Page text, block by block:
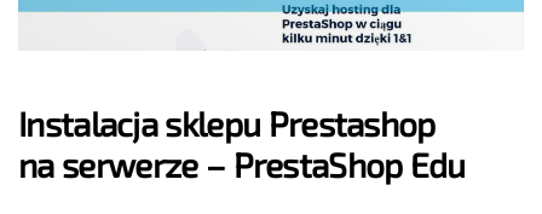
Instalacja sklepu Prestashop
na serwerze – PrestaShop Edu